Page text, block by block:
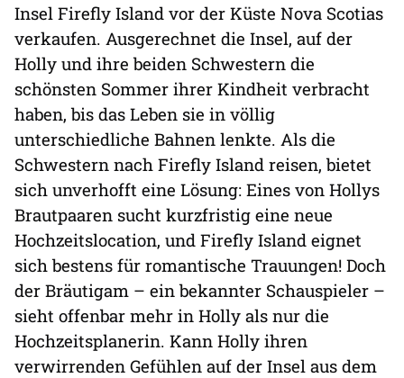
Insel Firefly Island vor der Küste Nova Scotias
verkaufen. Ausgerechnet die Insel, auf der
Holly und ihre beiden Schwestern die
schönsten Sommer ihrer Kindheit verbracht
haben, bis das Leben sie in völlig
unterschiedliche Bahnen lenkte. Als die
Schwestern nach Firefly Island reisen, bietet
sich unverhofft eine Lösung: Eines von Hollys
Brautpaaren sucht kurzfristig eine neue
Hochzeitslocation, und Firefly Island eignet
sich bestens für romantische Trauungen! Doch
der Bräutigam – ein bekannter Schauspieler –
sieht offenbar mehr in Holly als nur die
Hochzeitsplanerin. Kann Holly ihren
verwirrenden Gefühlen auf der Insel aus dem